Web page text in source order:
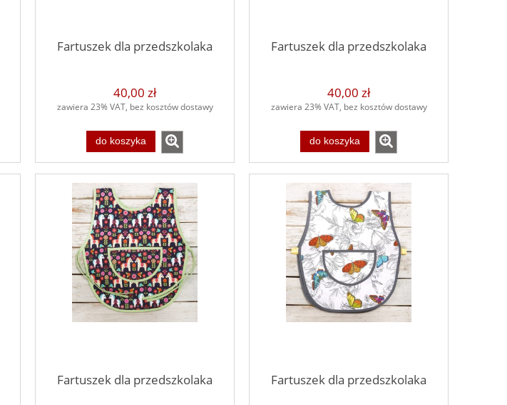
Fartuszek dla przedszkolaka
40,00 zł
zawiera 23% VAT, bez kosztów dostawy
do koszyka
Fartuszek dla przedszkolaka
40,00 zł
zawiera 23% VAT, bez kosztów dostawy
do koszyka
Fartuszek dla przedszkolaka Fartuszek dla przedszkolaka